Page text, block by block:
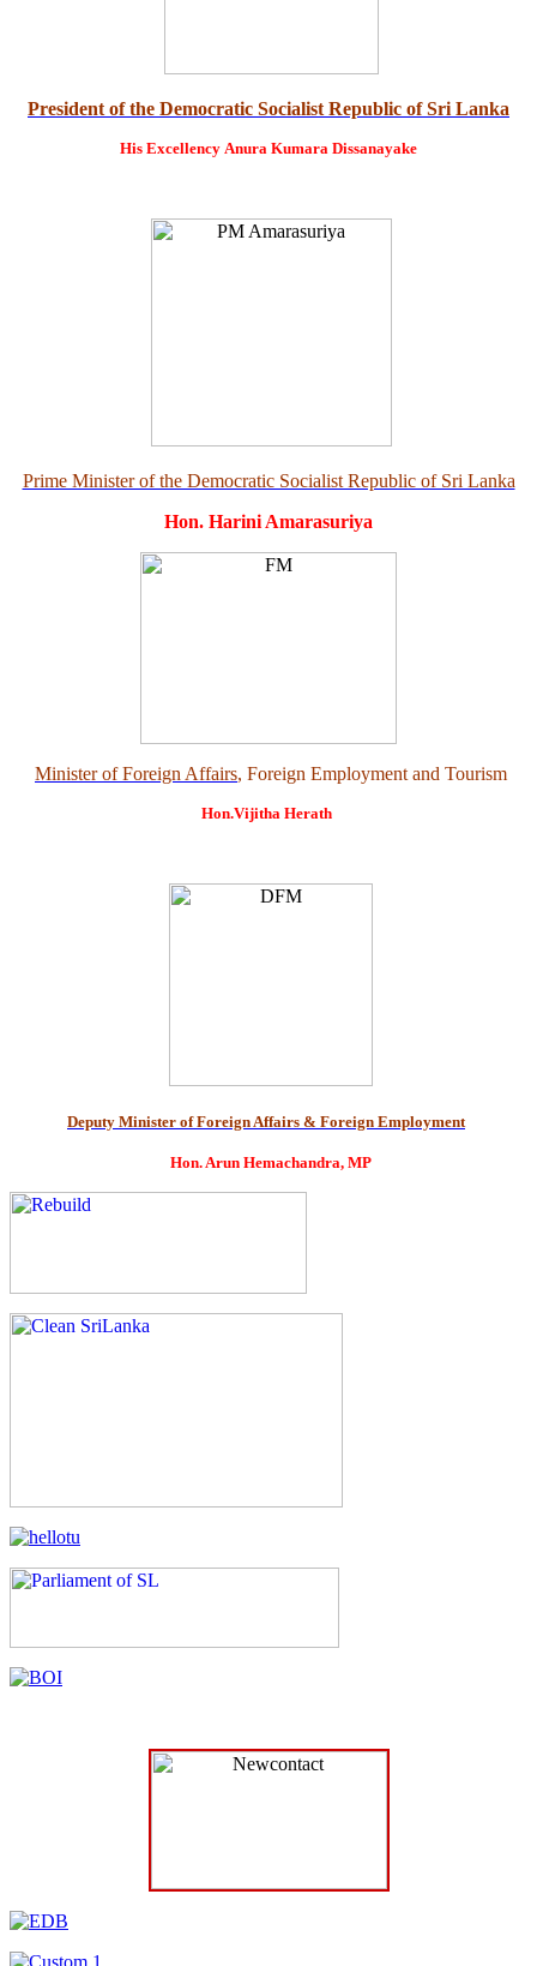
President of the Democratic Socialist Republic of Sri Lanka
His Excellency Anura Kumara Dissanayake
Prime Minister of the Democratic Socialist Republic of Sri Lanka
Hon. Harini Amarasuriya
Minister of Foreign Affairs, Foreign Employment and Tourism
Hon.Vijitha Herath
Deputy Minister of Foreign Affairs & Foreign Employment
Hon. Arun Hemachandra, MP